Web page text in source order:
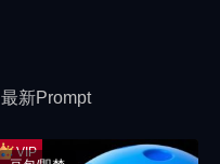
最新Prompt